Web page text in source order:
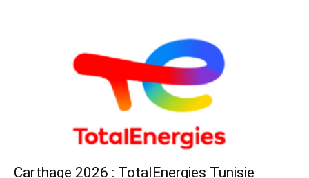
Carthage 2026 : TotalEnergies Tunisie